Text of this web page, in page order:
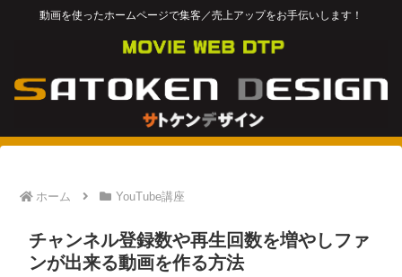
動画を使ったホームページで集客／売上アップをお手伝いします！
ホーム YouTube講座
チャンネル登録数や再生回数を増やしファ
ンが出来る動画を作る方法